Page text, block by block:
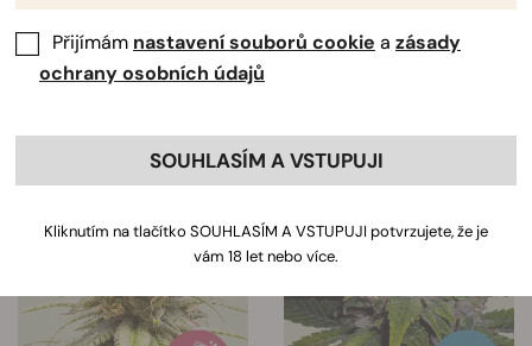
Třídit podle Filtry
Kliknutím na odkaz zobrazíte
informace o vlastnostech každé
zobrazeny pod obrázkem odrůdy.
Přijímám nastavení souborů cookie a zásady
ochrany osobních údajů
SOUHLASÍM A VSTUPUJI
Kliknutím na tlačítko SOUHLASÍM A VSTUPUJI potvrzujete, že je
vám 18 let nebo více.